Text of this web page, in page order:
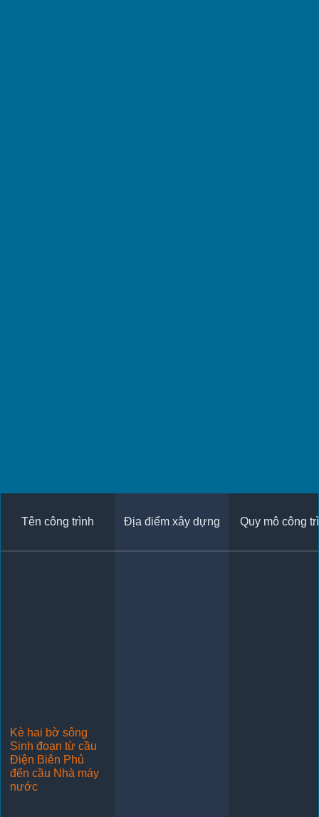
Tên công trình Địa điểm xây dựng Quy mô công
Kè hai bờ sông
Sinh đoạn từ cầu
Điện Biên Phủ
đến cầu Nhà máy
nước